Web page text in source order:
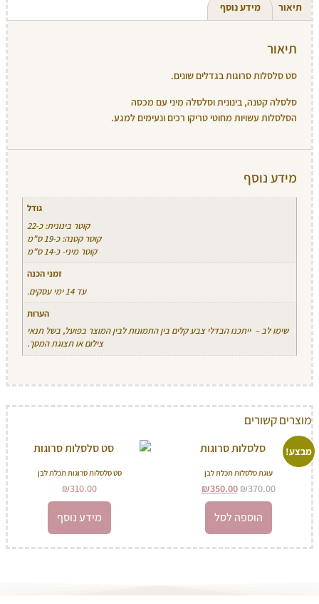
מוצרים קשורים
מבצע!
עוגת סלסלות תכלת לבן
₪370.00
₪350.00
הוספה לסל
סט סלסלות סרוגות תכלת לבן
₪310.00
מידע נוסף
תיאור מידע נוסף
תיאור
סט סלסלות סרוגות בגדלים שונים.
סלסלה קטנה, בינונית וסלסלה מיני עם מכסה
הסלסלות עשויות מחוטי טריקו רכים ונעימים למגע.
מידע נוסף
גודל
קוטר בינונית: כ-22
קוטר קטנה: כ-19 ס"מ
קוטר מיני- כ-14 ס"מ
זמני הכנה
עד 14 ימי עסקים.
הערות
שימו לב – ייתכנו הבדלי צבע קלים בין התמונות לבין המוצר בפועל, בשל תנאי
צילום או תצוגת המסך.